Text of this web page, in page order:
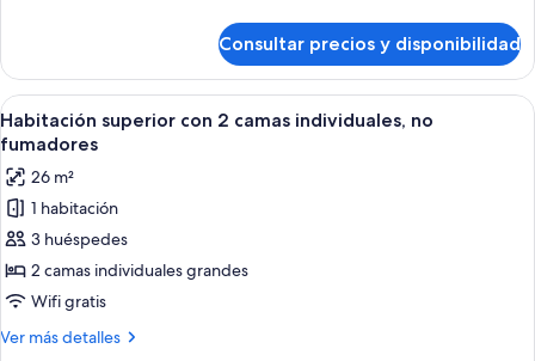
no
fumadores
estándar
con
2
camas
no
fumadores
Consultar precios y disponibilidad
Abrir
todas
las
fotos
de
Habitación
superior
con
2
Una habitación de hotel con una
10
Habitación superior con 2 camas individuales, no
fumadores
26 m²
1 habitación
3 huéspedes
2 camas individuales grandes
Wifi gratis
Ver más detalles
Más